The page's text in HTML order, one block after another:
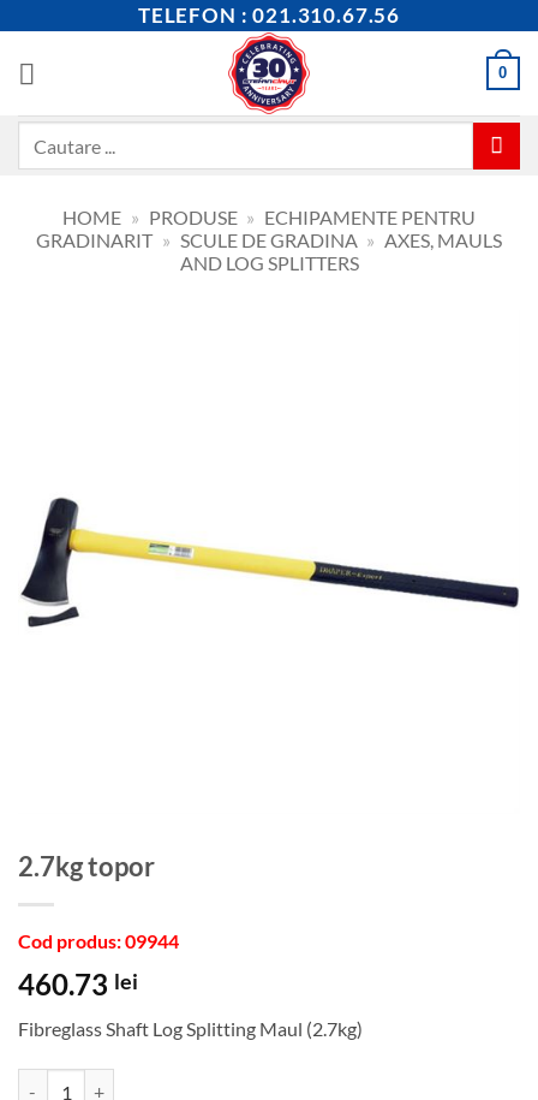
content
TELEFON : 021.310.67.56
0
HOME » PRODUSE » ECHIPAMENTE PENTRU
GRADINARIT » SCULE DE GRADINA » AXES, MAULS
AND LOG SPLITTERS
2.7kg topor
Cod produs: 09944
460.73 lei
Fibreglass Shaft Log Splitting Maul (2.7kg)